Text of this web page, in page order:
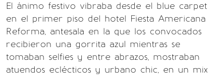
El ánimo festivo vibraba desde el blue carpet
en el primer piso del hotel Fiesta Americana
Reforma, antesala en la que los convocados
recibieron una gorrita azul mientras se
tomaban selfies y entre abrazos, mostraban
atuendos eclécticos y urbano chic, en un mix